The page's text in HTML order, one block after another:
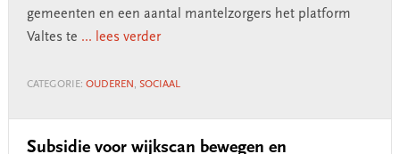
gemeenten en een aantal mantelzorgers het platform
Valtes te ... lees verder
CATEGORIE: OUDEREN , SOCIAAL
Subsidie voor wijkscan bewegen en